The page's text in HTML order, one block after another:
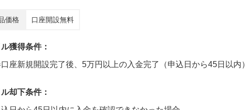
価格 口座開設無料
獲得条件：
座新規開設完了後、5万円以上の入金完了（申込日から45日以内）
却下条件：